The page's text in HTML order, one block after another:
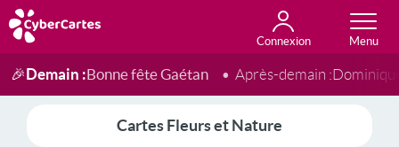
Connexion
Anniversaire
Fête du jour
Amour
Amitié
Merci
Toutes les cartes
🎉Demain :Bonne fête Gaétan Après-demain :
Cartes Fleurs et Nature